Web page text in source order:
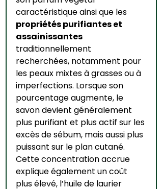
caractéristique ainsi que les
propriétés purifiantes et
assainissantes
traditionnellement
recherchées, notamment pour
les peaux mixtes à grasses ou à
imperfections. Lorsque son
pourcentage augmente, le
savon devient généralement
plus purifiant et plus actif sur les
excès de sébum, mais aussi plus
puissant sur le plan cutané.
Cette concentration accrue
explique également un coût
plus élevé, l’huile de laurier